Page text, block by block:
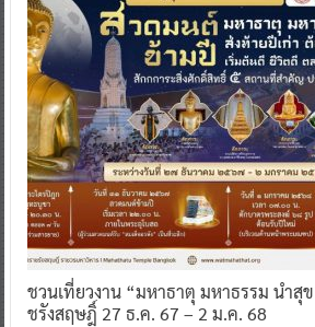
ชวนเที่ยวงาน “มหาธาตุ มหาธรรม นำสุ
ชรังสฤษฎิ์ 27 ธ.ค. 67 – 2 ม.ค. 68